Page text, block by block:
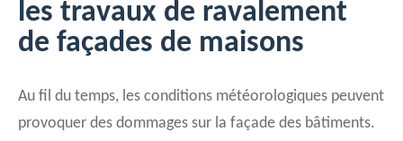
les travaux de ravalement
de façades de maisons
Au fil du temps, les conditions météorologiques peuvent
provoquer des dommages sur la façade des bâtiments.